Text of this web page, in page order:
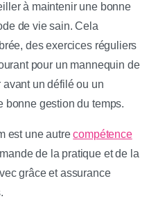
à maintenir une bonne
de vie sain. Cela
des exercices réguliers
pour un mannequin de
un défilé ou un
bonne gestion du temps.
est une autrecompétence
de la pratique et de la
grâce et assurance